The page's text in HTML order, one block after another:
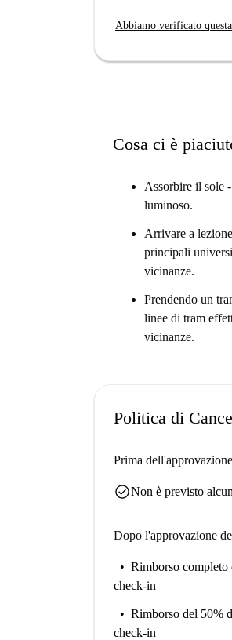
Può essere.
elettrodomestici di
Pensiamo che questo
I tuoi 3 principali
Assorbi il sole:
Arrivare in
Prendere un
Aiutami a prendere una
Questo è un pratico 3
È perfetto per
Abbiamo verificato
Cosa ci è
Assorbire il sole
luminoso.
Arrivare a
principali
vicinanze.
Prendendo un
linee di tram
vicinanze.
Politica di
Prima
check_circleNon è previsto
Dopo l'approvazione
Rimborso completo
check-in
Rimborso del 50%
check-in